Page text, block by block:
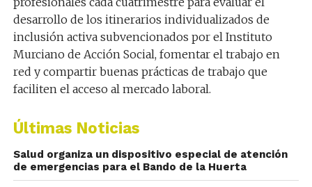
desarrollo de los itinerarios individualizados de
inclusión activa subvencionados por el Instituto
Murciano de Acción Social, fomentar el trabajo en
red y compartir buenas prácticas de trabajo que
faciliten el acceso al mercado laboral.
Últimas Noticias
Salud organiza un dispositivo especial de atención
de emergencias para el Bando de la Huerta